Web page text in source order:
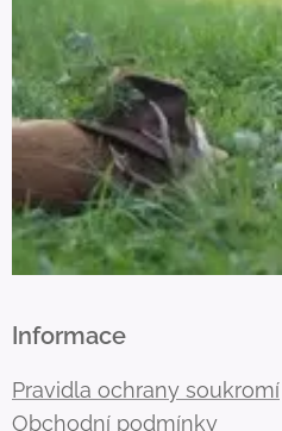
Informace
Pravidla ochrany soukromí
Obchodní podmínky